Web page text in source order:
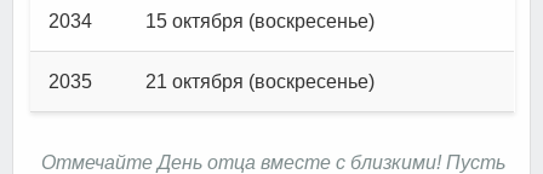
2034 15 октября (воскресенье)
2035 21 октября (воскресенье)
Отмечайте День отца вместе с близкими! Пусть